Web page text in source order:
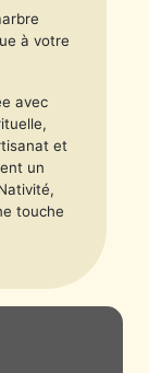
à votre
avec
et
un
touche